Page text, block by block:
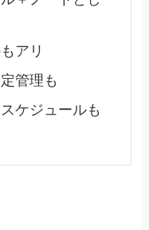
アリ
管理も
ケジュールも